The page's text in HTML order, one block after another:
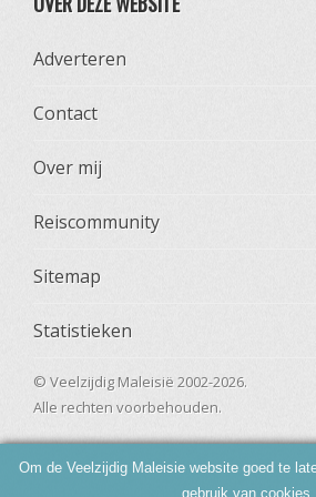
Adverteren
Contact
Over mij
Reiscommunity
Sitemap
Statistieken
© Veelzijdig Maleisië 2002-2026.
Alle rechten voorbehouden.
Om de Veelzijdig Maleisie website goed te
gebruik van cookies.